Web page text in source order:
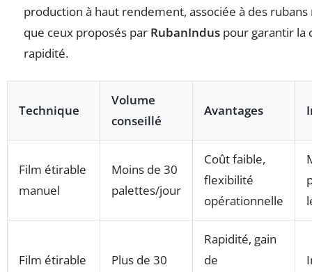
production à haut rendement, associée à des
que ceux proposés par RubanIndus pour garantir la
rapidité.
Technique
Volume
conseillé
Avantages
Film étirable
manuel
Moins de 30
palettes/jour
Coût faible,
flexibilité
opérationnelle
Film étirable
Plus de 30
Rapidité, gain
de